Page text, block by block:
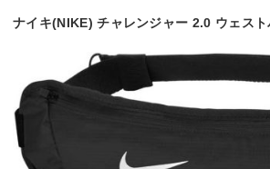
ナイキ(NIKE) チャレンジャー 2.0 ウェス